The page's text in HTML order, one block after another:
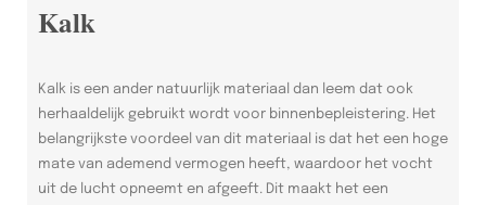
Kalk
Kalk is een ander natuurlijk materiaal dan leem dat ook
herhaaldelijk gebruikt wordt voor binnenbepleistering. Het
belangrijkste voordeel van dit materiaal is dat het een hoge
mate van ademend vermogen heeft, waardoor het vocht
uit de lucht opneemt en afgeeft. Dit maakt het een